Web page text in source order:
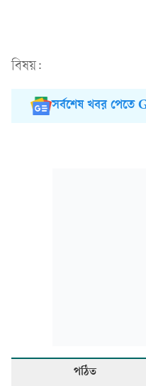
বিষয়:
সর্বশেষ খবর
পঠিত